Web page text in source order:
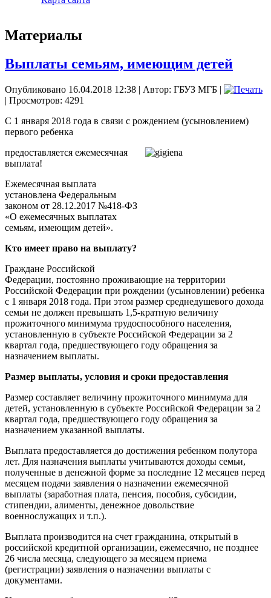
Материалы
Выплаты семьям, имеющим детей
Опубликовано 16.04.2018 12:38 | Автор: ГБУЗ МГБ |
| Просмотров: 4291
С 1 января 2018 года в связи с рождением (усыновлением)
первого ребенка
предоставляется ежемесячная
выплата!
Ежемесячная выплата
установлена Федеральным
законом от 28.12.2017 №418-ФЗ
«О ежемесячных выплатах
семьям, имеющим детей».
Кто имеет право на выплату?
Граждане Российской
Федерации, постоянно проживающие на территории
Российской Федерации при рождении (усыновлении) ребенка
с 1 января 2018 года. При этом размер среднедушевого дохода
семьи не должен превышать 1,5-кратную величину
прожиточного минимума трудоспособного населения,
установленную в субъекте Российской Федерации за 2
квартал года, предшествующего году обращения за
назначением выплаты.
Размер выплаты, условия и сроки предоставления
Размер составляет величину прожиточного минимума для
детей, установленную в субъекте Российской Федерации за 2
квартал года, предшествующего году обращения за
назначением указанной выплаты.
Выплата предоставляется до достижения ребенком полутора
лет. Для назначения выплаты учитываются доходы семьи,
полученные в денежной форме за последние 12 месяцев перед
месяцем подачи заявления о назначении ежемесячной
выплаты (заработная плата, пенсия, пособия, субсидии,
стипендии, алименты, денежное довольствие
военнослужащих и т.п.).
Выплата производится на счет гражданина, открытый в
российской кредитной организации, ежемесячно, не позднее
26 числа месяца, следующего за месяцем приема
(регистрации) заявления о назначении выплаты с
документами.